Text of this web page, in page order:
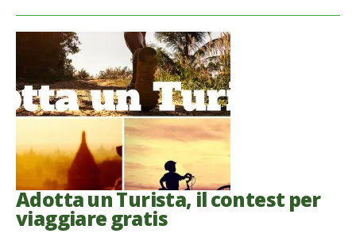
Adotta un Turista, il contest per
viaggiare gratis